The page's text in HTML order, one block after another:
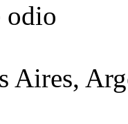
odio
Aires,